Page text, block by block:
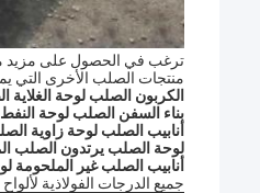
ترغب في الحصول على مزيد
منتجات الصلب الأخرى التي
الكربون الصلب لوحة
بناء السفن الصلب لوحة
أنابيب الصلب لوحة زاوية
لوحة الصلب يرتدون الصلب
أنابيب الصلب غير الملحومة
جميع الدرجات الفولاذية